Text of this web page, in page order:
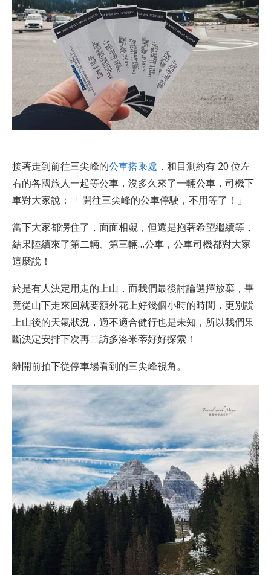
接著走到前往三尖峰的公車搭乘處 ，和目測約有 20 位左
右的各國旅人一起等公車，沒多久來了一輛公車，司機下
車對大家說：「 開往三尖峰的公車停駛，不用等了！」
當下大家都愣住了，面面相覷，但還是抱著希望繼續等，
結果陸續來了第二輛、第三輛…公車，公車司機都對大家
這麼說！
於是有人決定用走的上山，而我們最後討論選擇放棄，畢
竟從山下走來回就要額外花上好幾個小時的時間，更別說
上山後的天氣狀況，適不適合健行也是未知，所以我們果
斷決定安排下次再二訪多洛米蒂好好探索！
離開前拍下從停車場看到的三尖峰視角。